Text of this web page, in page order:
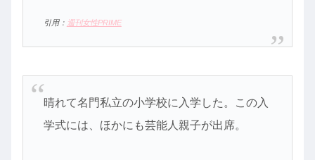
引用： 週刊女性PRIME
晴れて名門私立の小学校に入学した。この入
学式には、ほかにも芸能人親子が出席。